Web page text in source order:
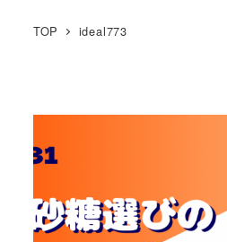
TOP ideal773